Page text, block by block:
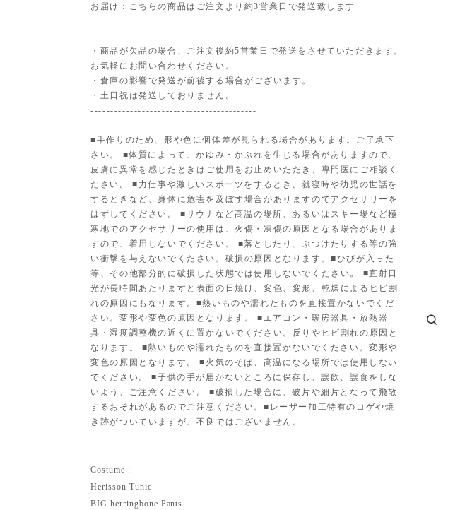
お届け：こちらの商品はご注文より約3営業日で発送致します
------------------------------------------
・商品が欠品の場合、ご注文後約5営業日で発送をさせていただきます。
お気軽にお問い合わせください。
・倉庫の影響で発送が前後する場合がございます。
・土日祝は発送しておりません。
------------------------------------------
■手作りのため、形や色に個体差が見られる場合があります。ご了承下
さい。 ■体質によって、かゆみ・かぶれを生じる場合がありますので、
皮膚に異常を感じたときはご使用をお止めいただき、専門医にご相談く
ださい。 ■力仕事や激しいスポーツをするとき、就寝時や幼児の世話を
するときなど、身体に危害を及ぼす場合がありますのでアクセサリーを
はずしてください。 ■サウナなど高温の場所、あるいはスキー場など極
寒地でのアクセサリーの使用は、火傷・凍傷の原因となる場合がありま
すので、着用しないでください。 ■落としたり、ぶつけたりする等の強
い衝撃を与えないでください。破損の原因となります。■ひびが入った
等、その他部分的に破損した状態では使用しないでください。 ■直射日
光が長時間あたりますと表面の日焼け、変色、変形、乾燥によるヒビ割
れの原因にもなります。■熱いものや濡れたものを直接置かないでくだ
さい。変形や変色の原因となります。 ■エアコン・暖房器具・放熱器
具・湿度調整機の近くに置かないでください。反りやヒビ割れの原因と
なります。 ■熱いものや濡れたものを直接置かないでください。変形や
変色の原因となります。 ■火気のそば、高温になる場所では使用しない
でください。 ■子供の手が届かないところに保存し、誤飲、誤食をしな
いよう、ご注意ください。 ■破損した場合に、破片や細片となって飛散
するおそれがあるのでご注意ください。■レーザー加工特有のコゲや焼
き跡がついていますが、不良ではございません。
Costume :
Herisson Tunic
BIG herringbone Pants